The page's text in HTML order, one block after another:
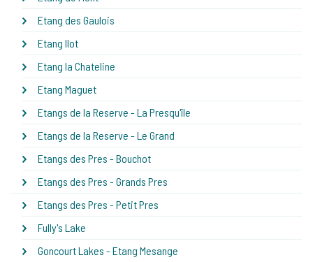
Etang des Gaulois
Etang Ilot
Etang la Chateline
Etang Maguet
Etangs de la Reserve - La Presqu'île
Etangs de la Reserve - Le Grand
Etangs des Pres - Bouchot
Etangs des Pres - Grands Pres
Etangs des Pres - Petit Pres
Fully's Lake
Goncourt Lakes - Etang Mesange